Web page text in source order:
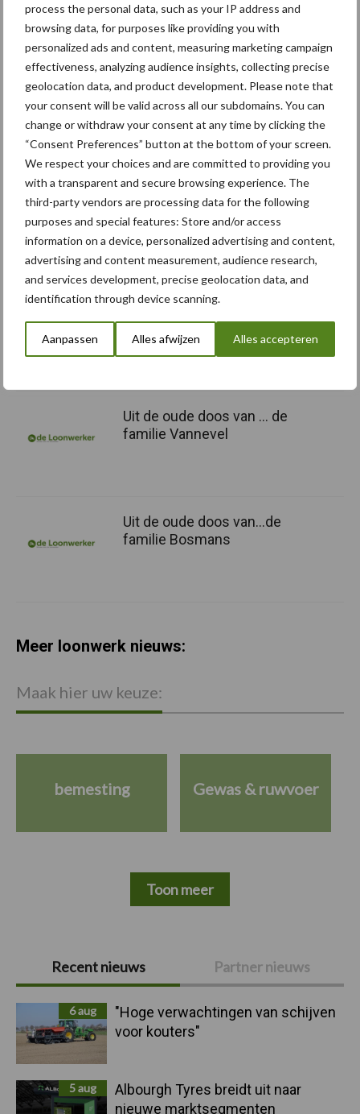
process the personal data, such as your IP address and
browsing data, for purposes like providing you with
personalized ads and content, measuring marketing campaign
effectiveness, analyzing audience insights, collecting precise
geolocation data, and product development. Please note that
your consent will be valid across all our subdomains. You can
change or withdraw your consent at any time by clicking the
“Consent Preferences” button at the bottom of your screen.
We respect your choices and are committed to providing you
with a transparent and secure browsing experience. The
third-party vendors are processing data for the following
purposes and special features: Store and/or access
information on a device, personalized advertising and content,
advertising and content measurement, audience research,
and services development, precise geolocation data, and
identification through device scanning.
Aanpassen Alles afwijzen Alles accepteren
Deze bietenrooier dateert uit 1938!
Tekst: Landbouw en machines VZWen Seppe Deckx Beeld: Seppe
Deckx
Primaire
Sidebar
Recent nieuws Partner nieuws
6 aug
"Hoge verwachtingen van schijven
voor kouters"
5 aug
Albourgh Tyres breidt uit naar
nieuwe marktsegmenten
Speciaal voor jou! Nieuws over oude
doos
Uit de oude doos van … de
familie Vermeulen-
Vandoorne
Uit de oude doos van … de
familie Vannevel
Uit de oude doos van…de
familie Bosmans
Meer loonwerk nieuws:
Maak hier uw keuze:
bemesting Gewas & ruwvoer
Toon meer